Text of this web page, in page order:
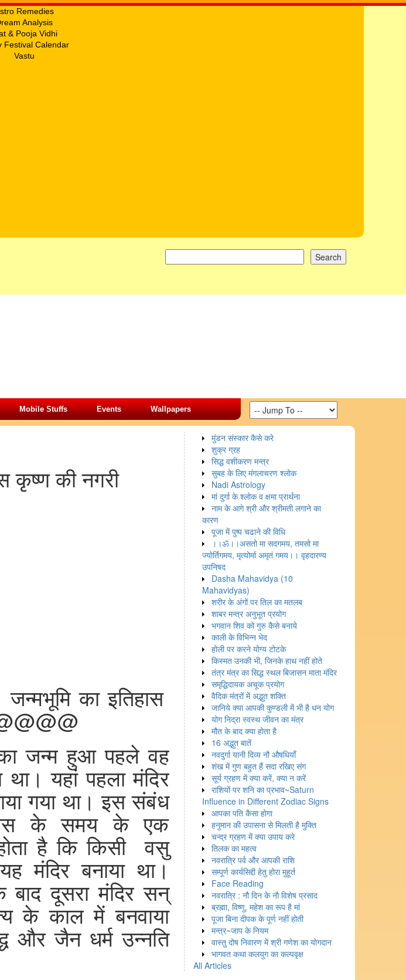
Remedies
Analysis
& Pooja Vidhi
Festival Calendar
Vastu
Mobile Stuffs Events Wallpapers
कृष्ण की नगरी
का इतिहास
जन्म हुआ पहले वह
यहां पहला मंदिर
गया था। इस संबंध
के समय के एक
है कि किसी वसु
मंदिर बनाया था।
दूसरा मंदिर सन्
के काल में बनवाया
और जैन धर्म उन्नति
मुंडन संस्कार कैसे करे
शुक्र ग्रह
सिद्ध वशीकरण मन्त्र
सुबह के लिए मंगलाचरण श्लोक
Nadi Astrology
मां दुर्गा के श्लोक व क्षमा प्रार्थना
नाम के आगे श्री और श्रीमती लगाने का
कारण
पूजा में पुष्प चढाने की विधि
।।ॐ।।असतो मा सदगमय, तमसो मा
ज्योर्तिगमय, मृत्योर्मा अमृतं गमय।। वृहदारण्य
उपनिषद
Dasha Mahavidya (10
Mahavidyas)
शरीर के अंगों पर तिल का मतलब
शाबर मन्त्र अनुभूत प्रयोग
भगवान शिव को गुरु कैसे बनाये
काली के विभिन्न भेद
होली पर करने योग्य टोटके
किस्मत उनकी भी, जिनके हाथ नहीं होते
तंत्र मंत्र का सिद्ध स्थल बिजासन माता मंदिर
समृद्धिदायक अचूक प्रयोग
वैदिक मंत्रों में अद्भुत शक्ति
जानिये क्या आपकी कुण्डली में भी है धन योग
योग निद्रा स्वस्थ जीवन का मंत्र
मौत के बाद क्या होता है
16 अद्भुत बातें
नवदुर्गा यानी दिव्य नौ औषधियाँ
शंख में गुण बहुत हैं सदा रखिए संग
सूर्य ग्रहण में क्या करें, क्या न करें
राशियों पर शनि का प्रभाव~Saturn
Influence in Different Zodiac Signs
आपका पति कैसा होगा
हनुमान की उपासना से मिलती है मुक्ति
चन्द्र ग्रहण में क्या उपाय करे
तिलक का महत्व
नवरात्रि पर्व और आपकी राशि
सम्पूर्ण कार्यसिद्दी हेतु होरा मुहूर्त
Face Reading
नवरात्रि : नौ दिन के नौ विशेष प्रसाद
ब्रह्मा, विष्णु, महेश का रूप है मां
पूजा बिना दीपक के पूर्ण नहीं होती
मन्त्र~जाप के नियम
वास्तु दोष निवारण में श्री गणेश का योगदान
भागवत कथा कलयुग का कल्पवृक्ष
All Articles